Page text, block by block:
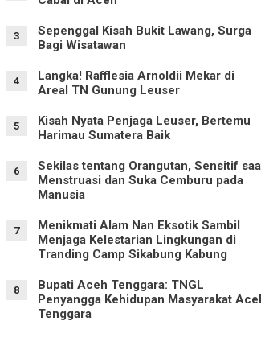
3
Sepenggal Kisah Bukit Lawang, Surga
Bagi Wisatawan
4
Langka! Rafflesia Arnoldii Mekar di
Areal TN Gunung Leuser
5
Kisah Nyata Penjaga Leuser, Bertemu
Harimau Sumatera Baik
6
Sekilas tentang Orangutan, Sensitif
Menstruasi dan Suka Cemburu pada
Manusia
7
Menikmati Alam Nan Eksotik Sambil
Menjaga Kelestarian Lingkungan di
Tranding Camp Sikabung Kabung
8
Bupati Aceh Tenggara: TNGL
Penyangga Kehidupan Masyarakat
Tenggara